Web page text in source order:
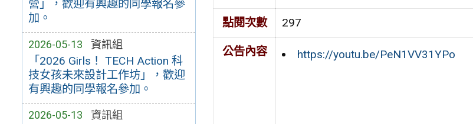
營」，歡迎有興趣的同學報名參
加。
2026-05-13 資訊組
「2026 Girls！ TECH Action 科
技女孩未來設計工作坊」，歡迎
有興趣的同學報名參加。
2026-05-13 資訊組
點閱次數 297
公告內容 https://youtu.be/PeN1VV31YPo